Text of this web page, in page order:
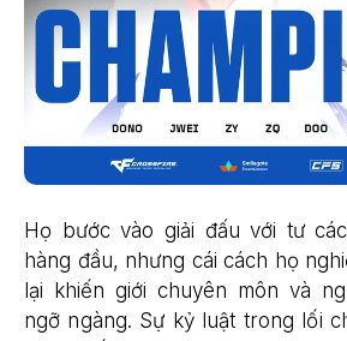
Họ bước vào giải đấu với tư
hàng đầu, nhưng cái cách họ
lại khiến giới chuyên môn và
ngỡ ngàng. Sự kỷ luật trong lối